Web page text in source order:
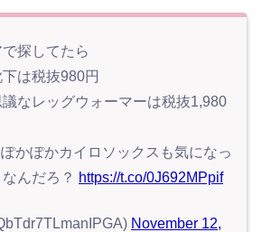
探してたら
は税抜980円
なレッグウォーマーは税抜1,980
かぽかカイロソックスも気になっ
んだろ？ https://t.co/0J692MPpif
November 12,